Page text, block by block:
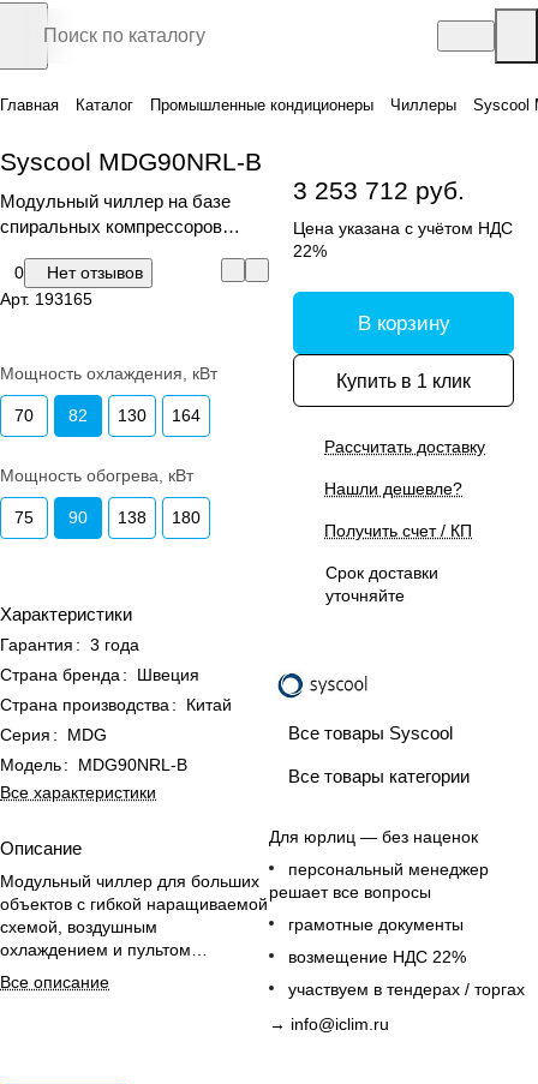
Главная Каталог Промышленные кондиционеры Чиллеры Syscool
Syscool MDG90NRL-B
Модульный чиллер на базе
спиральных компрессоров
производительности
0
Нет отзывов
Арт. 193165
Мощность охлаждения, кВт
70 82 130 164
Мощность обогрева, кВт
75 90 138 180
Характеристики
Гарантия : 3 года
Страна бренда :
Швеция
Страна производства :
Китай
Серия :
MDG
Модель:
MDG90NRL-B
Все характеристики
Описание
Модульный чиллер для больших
объектов с гибкой наращиваемой
схемой, воздушным
охлаждением и пультом
управления в комплекте.
Все описание
3 253 712 руб.
Цена указана с учётом НДС
22%
В корзину
Купить в 1 клик
Рассчитать доставку
Нашли дешевле?
Получить счет / КП
Срок доставки
уточняйте
Все товары Syscool
Все товары категории
Для юрлиц — без наценок
персональный менеджер
решает все вопросы
грамотные документы
возмещение НДС 22%
участвуем в тендерах / торгах
→ info@iclim.ru